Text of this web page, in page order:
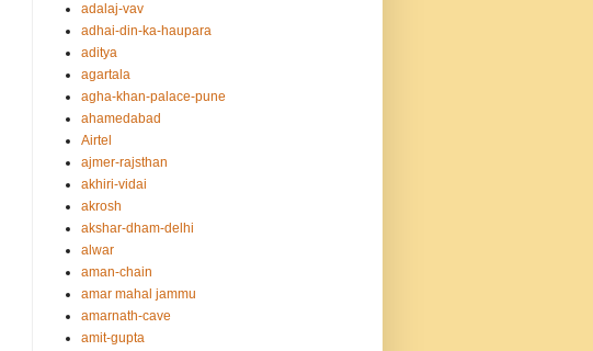
adalaj-vav
adhai-din-ka-haupara
aditya
agartala
agha-khan-palace-pune
ahamedabad
Airtel
ajmer-rajsthan
akhiri-vidai
akrosh
akshar-dham-delhi
alwar
aman-chain
amar mahal jammu
amarnath-cave
amit-gupta